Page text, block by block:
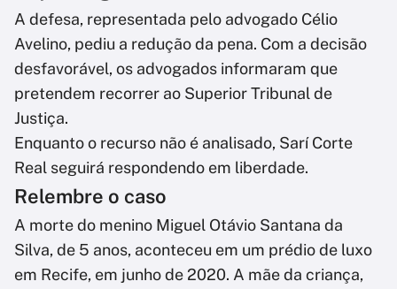
A defesa, representada pelo advogado Célio
Avelino, pediu a redução da pena. Com a decisão
desfavorável, os advogados informaram que
pretendem recorrer ao Superior Tribunal de
Justiça.
Enquanto o recurso não é analisado, Sarí Corte
Real seguirá respondendo em liberdade.
Relembre o caso
A morte do menino Miguel Otávio Santana da
Silva, de 5 anos, aconteceu em um prédio de luxo
em Recife, em junho de 2020. A mãe da criança,